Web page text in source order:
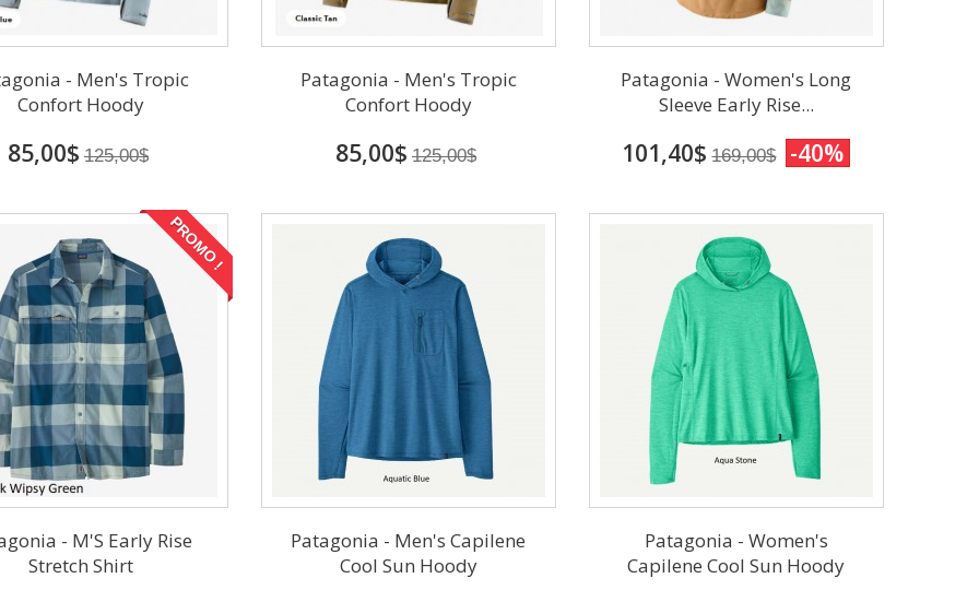
- Men's Tropic
Confort Hoody
85,00$ 125,00$
Patagonia - Men's Tropic
Confort Hoody
85,00$ 125,00$
Patagonia - Women's Long
Sleeve Early Rise...
101,40$ 169,00$ -40%
PROMO !
- M'S Early Rise
Stretch Shirt
Patagonia - Men's Capilene
Cool Sun Hoody
Patagonia - Women's
Capilene Cool Sun Hoody